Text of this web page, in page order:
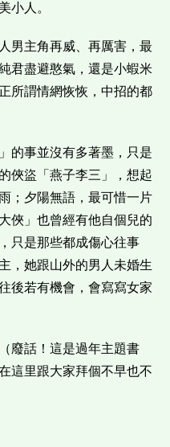
小人。
男主角再威、再厲害，最
君盡避憨氣，還是小蝦米
所謂情網恢恢，中招的都
的事並沒有多著墨，只是
俠盜「燕子李三」，想起
；夕陽無語，最可惜一片
俠」也曾經有他自個兒的
只是那些都成傷心往事
，她跟山外的男人未婚生
後若有機會，會寫寫女家
廢話！這是過年主題書
這里跟大家拜個不早也不